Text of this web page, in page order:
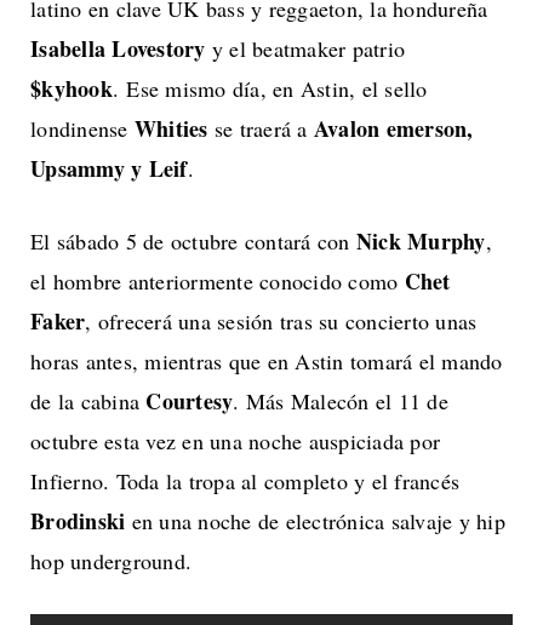
latino en clave UK bass y reggaeton, la hondureña
Isabella Lovestory y el beatmaker patrio
$kyhook. Ese mismo día, en Astin, el sello
londinense Whities se traerá a Avalon emerson,
Upsammy y Leif.
El sábado 5 de octubre contará con Nick Murphy,
el hombre anteriormente conocido como Chet
Faker, ofrecerá una sesión tras su concierto unas
horas antes, mientras que en Astin tomará el mando
de la cabina Courtesy. Más Malecón el 11 de
octubre esta vez en una noche auspiciada por
Infierno. Toda la tropa al completo y el francés
Brodinski en una noche de electrónica salvaje y hip
hop underground.